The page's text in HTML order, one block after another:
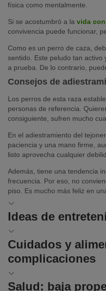
física como mentalmente.
Si se acostumbró a la vida
convivencia puede funcionar,
Como es un perro de caza,
sentido. Este peludo tan
a prueba. De lo contrario,
Consejos de
Los perros de esta raza
personas de referencia.
consiguiente, sufren mucho
En el adiestramiento del
paciencia y una mano firme,
listo aprovecha cualquier
Además, tiene una tendencia
frecuencia. Por eso, no
piso. Es mucho más feliz en
Ideas de
El tejonero de Westfalia tiene
elevado dinamismo, y necesita
Disfruta con los paseos largos
para actividades como el
Cuidados y
complicaciones
El pelaje corto del westphalian
Salud: baja